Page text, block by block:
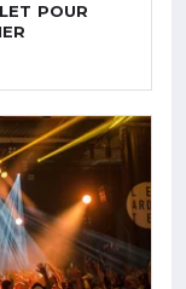
POUR